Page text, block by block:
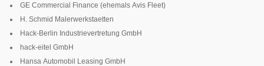
GE Commercial Finance (ehemals Avis Fleet)
H. Schmid Malerwerkstaetten
Hack-Berlin Industrievertretung GmbH
hack-eitel GmbH
Hansa Automobil Leasing GmbH